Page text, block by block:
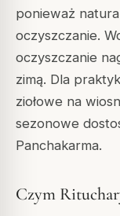
ponieważ
oczyszczanie.
oczyszczanie
zimą. Dla
ziołowe na
sezonowe
Panchakarma.
Czym